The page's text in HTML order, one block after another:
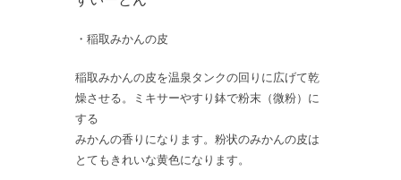
・稲取みかんの皮
稲取みかんの皮を温泉タンクの回りに広げて乾
燥させる。ミキサーやすり鉢で粉末（微粉）に
する
みかんの香りになります。粉状のみかんの皮は
とてもきれいな黄色になります。